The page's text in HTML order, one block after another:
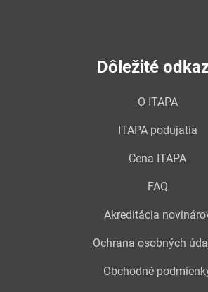
Dôležité
O ITAPA
ITAPA podujatia
Cena ITAPA
FAQ
Akreditácia
Ochrana osobných
Obchodné